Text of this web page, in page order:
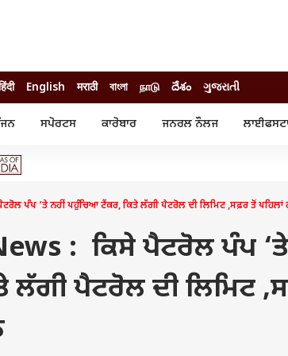
English मराठी বাংলা நாடு దేశం ગુજરાતી
ਸਪੋਰਟਸ ਕਾਰੋਬਾਰ ਜਨਰਲ ਨੌਲਜ
ਉਲੰਪਿਕ
ਚੋਣਾਂ 2025
ਟ੍ਰੈਂਡਿੰਗ
ਪੰਪ ‘ਤੇ ਨਹੀਂ ਪਹੁੰਚਿਆ ਟੈਂਕਰ, ਕਿਤੇ ਲੱਗੀ ਪੈਟਰੋਲ ਦੀ ਲਿਮਿਟ ,ਸਫ਼ਰ ਤੋਂ ਪਹਿਲਾਂ
: ਕਿਸੇ ਪੈਟਰੋਲ ਪੰਪ
ਪੈਟਰੋਲ ਦੀ ਲਿਮਿਟ